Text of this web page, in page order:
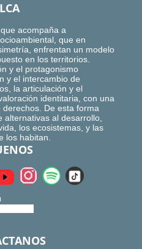
acompaña a
que en
enfrentan un modelo
en los territorios.
y el protagonismo
y el intercambio de
la articulación y el
identitaria, con una
De esta forma
alternativas al desarrollo,
los ecosistemas, y las
los habitan.